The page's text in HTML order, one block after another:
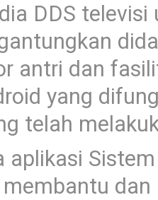
DDS
antri dan
yang
telah
aplikasi